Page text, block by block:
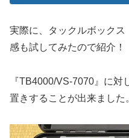
実際に、タックルボック
感も試してみたので紹介！
『TB4000/VS-7070』に
置きすることが出来ました